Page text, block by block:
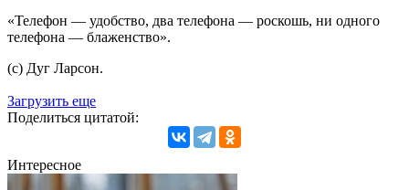
«Телефон — удобство, два телефона — роскошь, ни одного
телефона — блаженство».
(с) Дуг Ларсон.
Загрузить еще
Поделиться цитатой:
Интересное